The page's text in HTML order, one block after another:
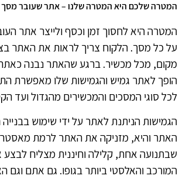
המטרה שלכם היא המטרה שלנו – אתר שעובר
המטרה היא לחסוך זמן וכסף ולייצר אתר
על כל מסך. הלקוח צריך לראות את האתר
מקום, מכל מכשיר. ברגע שהאתר נבנה כאתר
הופך לאתר גמיש והגמישות שלו מאפשרת
לכל סוגי המסכים והמכשירים מהגדול ועד
הגמישות הניתנת לאתר על ידי שימוש
האתר והיא, מזניקה את האתר לרמת מאסטר
שבתנועה אחת, קלילה וחיננית מצליח
המורכב והאלסטי ביותר בגופו. גם אתם